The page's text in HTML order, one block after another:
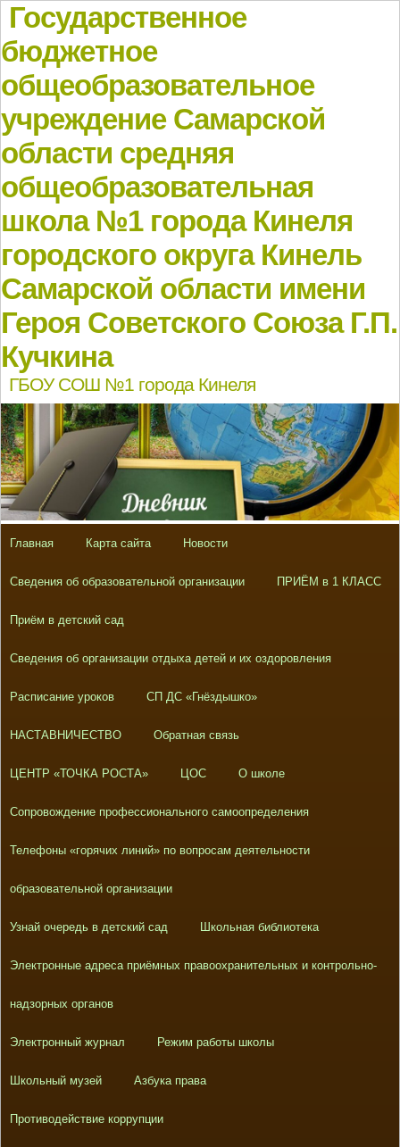
Государственное
бюджетное
общеобразовательное
учреждение Самарской
области средняя
общеобразовательная
школа №1 города Кинеля
городского округа Кинель
Самарской области имени
Героя Советского Союза Г.П.
Кучкина
ГБОУ СОШ №1 города Кинеля
Главная Карта сайта Новости
Сведения об образовательной организации ПРИЁМ в 1 КЛАСС
Приём в детский сад
Сведения об организации отдыха детей и их оздоровления
Расписание уроков СП ДС «Гнёздышко»
НАСТАВНИЧЕСТВО Обратная связь
ЦЕНТР «ТОЧКА РОСТА» ЦОС О школе
Сопровождение профессионального самоопределения
Телефоны «горячих линий» по вопросам деятельности
образовательной организации
Узнай очередь в детский сад Школьная библиотека
Электронные адреса приёмных правоохранительных и контрольно-
надзорных органов
Электронный журнал Режим работы школы
Школьный музей Азбука права
Противодействие коррупции